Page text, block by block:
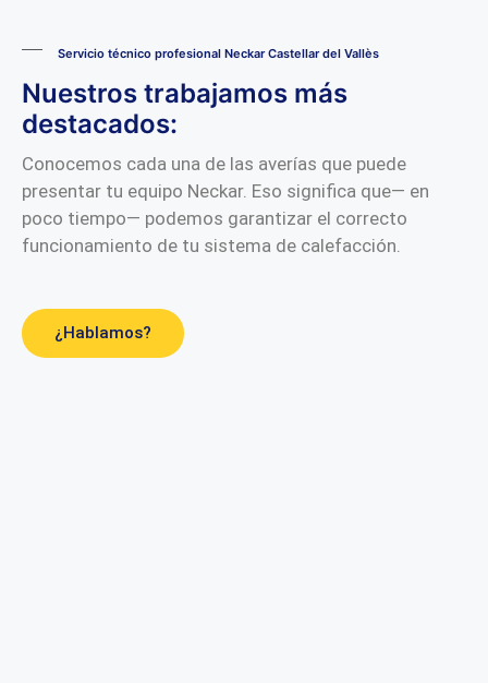
Servicio técnico profesional Neckar Castellar del Vallès
Nuestros trabajamos más
destacados:
Conocemos cada una de las averías que puede
presentar tu equipo Neckar. Eso significa que— en
poco tiempo— podemos garantizar el correcto
funcionamiento de tu sistema de calefacción.
¿Hablamos?